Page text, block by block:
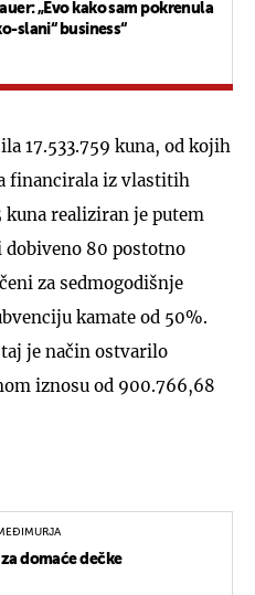
„Evo kako sam pokrenula
slani“ business“
17.533.759 kuna, od kojih
financirala iz vlastitih
kuna realiziran je putem
dobiveno 80 postotno
za sedmogodišnje
kamate od 50%.
je način ostvarilo
iznosu od 900.766,68
domaće dečke